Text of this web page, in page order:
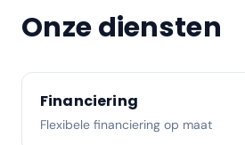
Onze diensten
Financiering
Flexibele financiering op maat